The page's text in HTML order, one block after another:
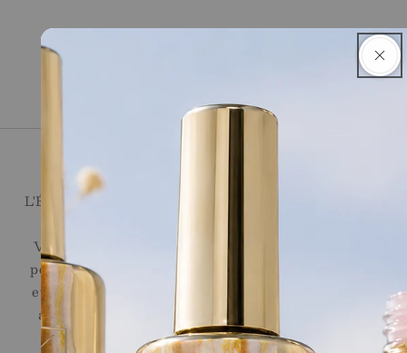
Ecole de l'Ongle
L'École de l'Ongle réunit un centre de formation, une
onglerie et une boutique en ligne, à Martigny en
Valais. Nous proposons des formations sur mesure
pour les débutantes, les personnes en reconversion
et les professionnelles souhaitant se perfectionner,
ainsi qu'une sélection de produits professionnels
Jana Nails pour les stylistes ongulaires. Un